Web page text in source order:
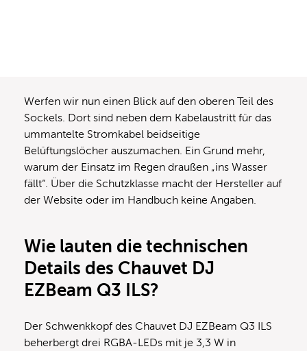
Werfen wir nun einen Blick auf den oberen Teil des
Sockels. Dort sind neben dem Kabelaustritt für das
ummantelte Stromkabel beidseitige
Belüftungslöcher auszumachen. Ein Grund mehr,
warum der Einsatz im Regen draußen „ins Wasser
fällt“. Über die Schutzklasse macht der Hersteller auf
der Website oder im Handbuch keine Angaben.
Wie lauten die technischen
Details des Chauvet DJ
EZBeam Q3 ILS?
Der Schwenkkopf des Chauvet DJ EZBeam Q3 ILS
beherbergt drei RGBA-LEDs mit je 3,3 W in